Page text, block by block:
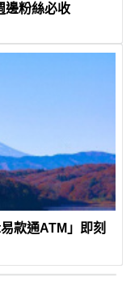
邊粉絲必收
款通ATM」即刻